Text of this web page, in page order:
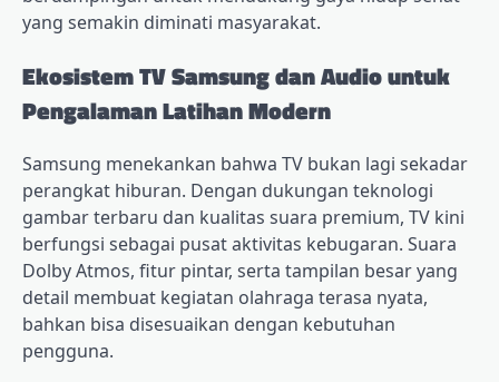
yang semakin diminati masyarakat.
Ekosistem TV Samsung dan Audio untuk
Pengalaman Latihan Modern
Samsung menekankan bahwa TV bukan lagi sekadar
perangkat hiburan. Dengan dukungan teknologi
gambar terbaru dan kualitas suara premium, TV kini
berfungsi sebagai pusat aktivitas kebugaran. Suara
Dolby Atmos, fitur pintar, serta tampilan besar yang
detail membuat kegiatan olahraga terasa nyata,
bahkan bisa disesuaikan dengan kebutuhan
pengguna.